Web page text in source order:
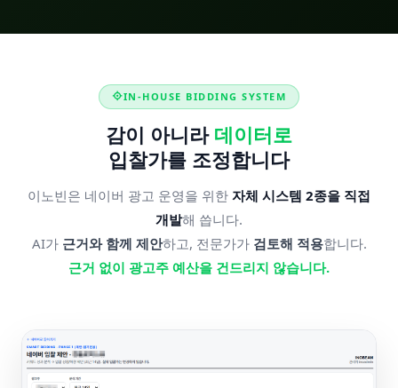
IN-HOUSE BIDDING SYSTEM
감이 아니라 데이터로
입찰가를 조정합니다
이노빈은 네이버 광고 운영을 위한 자체 시스템 2종을 직접
개발해 씁니다.
AI가 근거와 함께 제안하고, 전문가가 검토해 적용합니다.
근거 없이 광고주 예산을 건드리지 않습니다.